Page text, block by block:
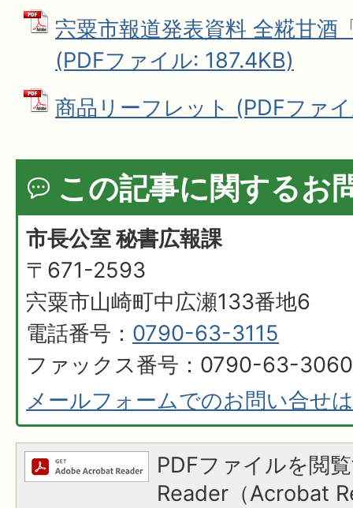
宍粟市報道発表資料 全糀甘酒
(PDFファイル: 187.4KB)
商品リーフレット (PDFファ
この記事に関するお
市長公室 秘書広報課
〒671-2593
宍粟市山崎町中広瀬133番地6
電話番号： 0790-63-3115
ファックス番号：0790-63-3060
メールフォームでのお問い合せ
PDFファイルを閲
Reader（Acrobat